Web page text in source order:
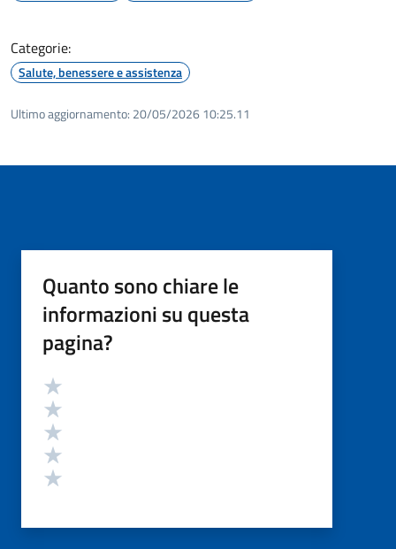
Categorie:
Salute, benessere e assistenza
Ultimo aggiornamento: 20/05/2026 10:25.11
Quanto sono chiare le
informazioni su questa
pagina?
Valutazione